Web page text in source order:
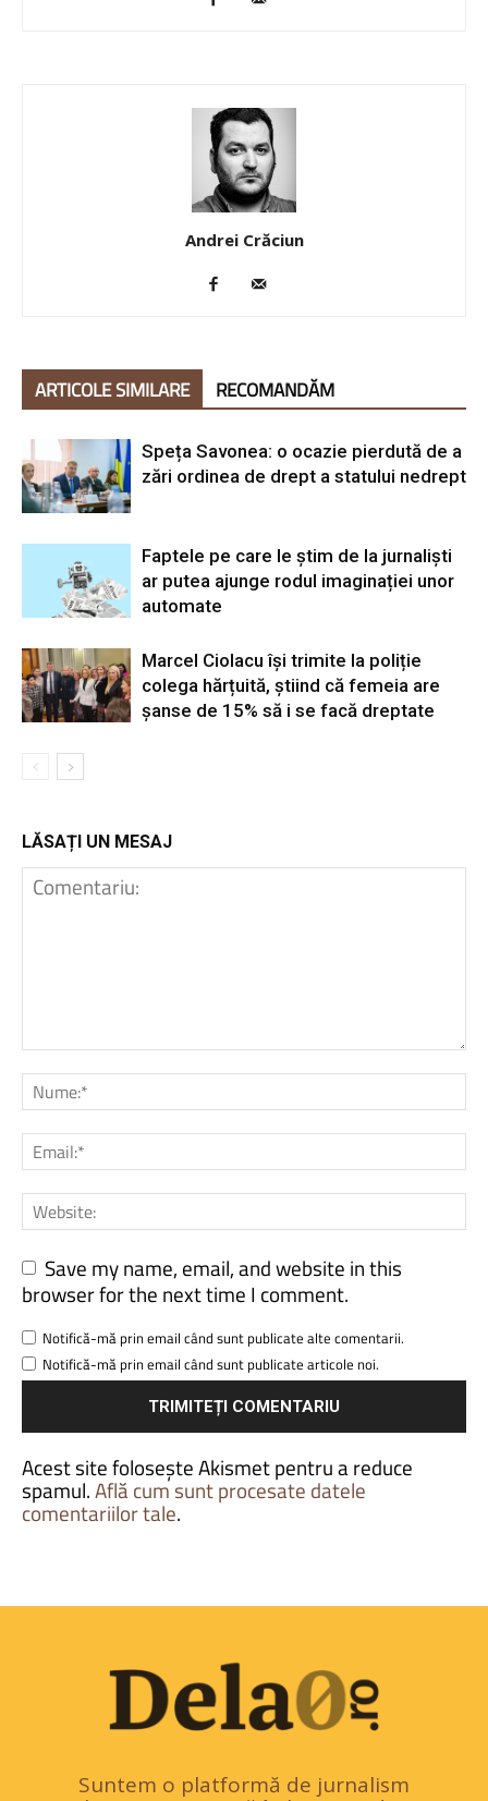
Andrei Crăciun
ARTICOLE SIMILARE RECOMANDĂM
Speța Savonea: o ocazie pierdută de a
zări ordinea de drept a statului nedrept
Faptele pe care le știm de la jurnaliști
ar putea ajunge rodul imaginației unor
automate
Marcel Ciolacu își trimite la poliție
colega hărțuită, știind că femeia are
șanse de 15% să i se facă dreptate
LĂSAȚI UN MESAJ
Save my name, email, and website in this
browser for the next time I comment.
Notifică-mă prin email când sunt publicate alte comentarii.
Notifică-mă prin email când sunt publicate articole noi.
Acest site folosește Akismet pentru a reduce
spamul.Află cum sunt procesate datele
comentariilor tale.
Suntem o platformă de jurnalism